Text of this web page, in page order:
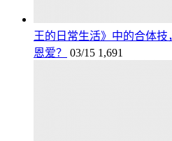
王的日常生活》中的合体
恩爱？
03/15 1,691